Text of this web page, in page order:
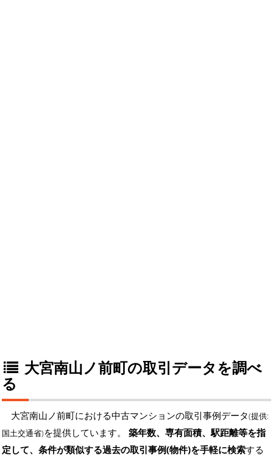
大宮南山ノ前町の取引データを調べ
る
大宮南山ノ前町における中古マンションの取引事例データ(提供:
国土交通省)を提供しています。 築年数、専有面積、駅距離等を指
定して、条件が類似する過去の取引事例(物件)を手軽に検索する